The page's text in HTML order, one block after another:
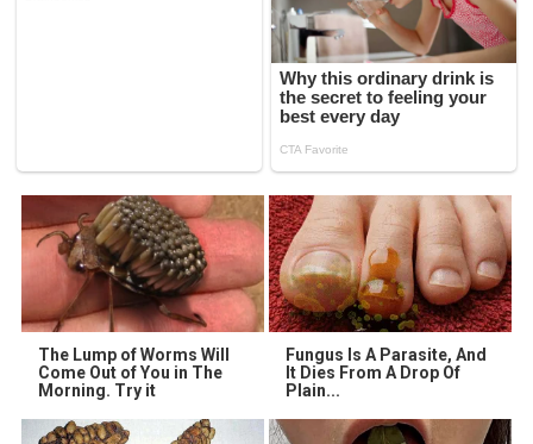
The Lump of Worms Will
Come Out of You in The
Morning. Try it
Fungus Is A Parasite, And
It Dies From A Drop Of
Plain...